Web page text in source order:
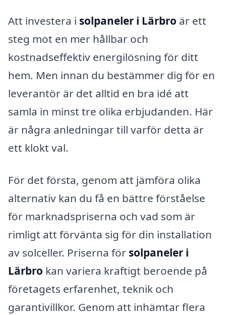
Att investera i solpaneler i Lärbro är ett
steg mot en mer hållbar och
kostnadseffektiv energilösning för ditt
hem. Men innan du bestämmer dig för en
leverantör är det alltid en bra idé att
samla in minst tre olika erbjudanden. Här
är några anledningar till varför detta är
ett klokt val.
För det första, genom att jämföra olika
alternativ kan du få en bättre förståelse
för marknadspriserna och vad som är
rimligt att förvänta sig för din installation
av solceller. Priserna för solpaneler i
Lärbro kan variera kraftigt beroende på
företagets erfarenhet, teknik och
garantivillkor. Genom att inhämtar flera